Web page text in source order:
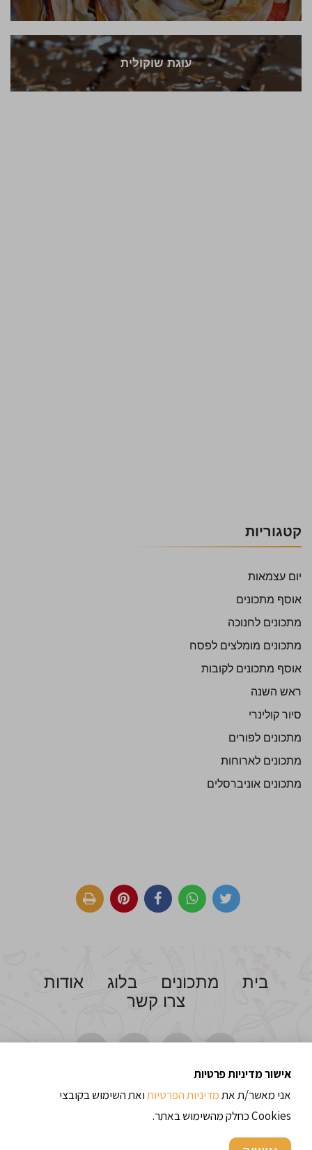
עוגת שוקולית
קטגוריות
יום עצמאות
אוסף מתכונים
מתכונים לחנוכה
מתכונים מומלצים לפסח
אוסף מתכונים לקובות
ראש השנה
סיור קולינרי
מתכונים לפורים
מתכונים לארוחות
מתכונים אוניברסלים
בית מתכונים בלוג
אודות
צרו קשר
אישור מדיניות פרטיות
אני מאשר/ת אתמדיניות הפרטיותואת השימוש בקובצי
Cookies כחלק מהשימוש באתר.